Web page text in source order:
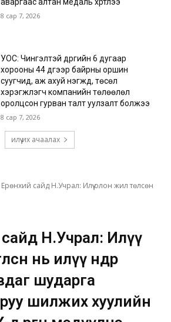
8 сар 7, 2026
УОС: Чингэлтэй дүүргийн 6 дугаар
хорооны 44 дүгээр байрны оршин
суугчид, аж ахуй нэгжүүд, төсөл
хэрэгжүүлэгч компанийн төлөөлөл
оролцсон гурван талт уулзалт болжээ
8 сар 7, 2026
илүү их ачаалах